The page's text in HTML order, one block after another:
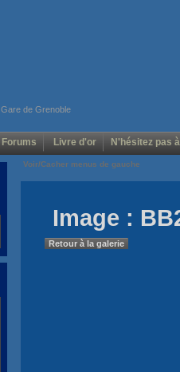
Gare de Grenoble
Forums Livre d'or N'hésitez pas
Voir/Cacher menus de gauche
Image :
Retour à la galerie